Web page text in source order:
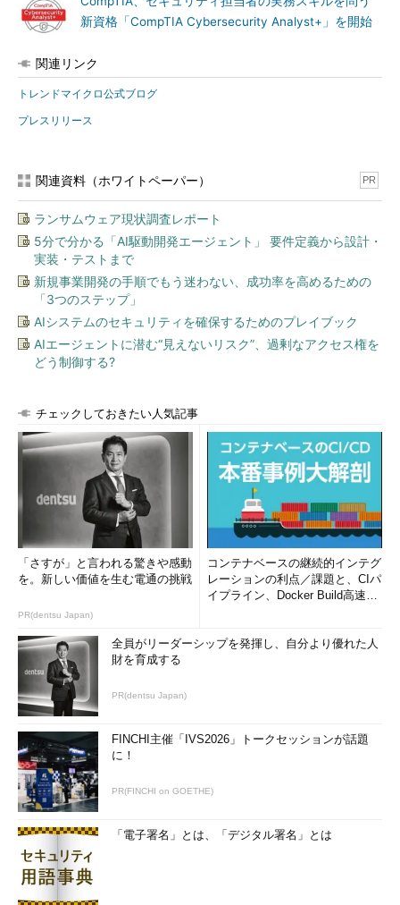
新資格「CompTIA Cybersecurity Analyst+」を開始
関連リンク
トレンドマイクロ公式ブログ
プレスリリース
関連資料（ホワイトペーパー） PR
ランサムウェア現状調査レポート
5分で分かる「AI駆動開発エージェント」 要件定義から設計・
実装・テストまで
新規事業開発の手順でもう迷わない、成功率を高めるための
「3つのステップ」
AIシステムのセキュリティを確保するためのプレイブック
AIエージェントに潜む“見えないリスク”、過剰なアクセス権を
どう制御する?
チェックしておきたい人気記事
「さすが」と言われる驚きや感動
を。新しい価値を生む電通の挑戦
PR(dentsu Japan)
コンテナベースの継続的インテグ
レーションの利点／課題と、CIパ
イプライン、Docker Build高速化
全員がリーダーシップを発揮し、自分より優れた人
財を育成する
PR(dentsu Japan)
FINCHI主催「IVS2026」トークセッションが話題
に！
PR(FINCHI on GOETHE)
「電子署名」とは、「デジタル署名」とは